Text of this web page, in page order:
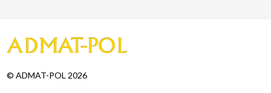
© ADMAT-POL 2026